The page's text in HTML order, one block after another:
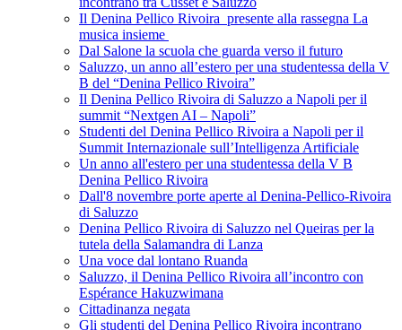
Il Denina Pellico Rivoira presente alla rassegna La
musica insieme
Dal Salone la scuola che guarda verso il futuro
Saluzzo, un anno all’estero per una studentessa della V
B del “Denina Pellico Rivoira”
Il Denina Pellico Rivoira di Saluzzo a Napoli per il
summit “Nextgen AI – Napoli”
Studenti del Denina Pellico Rivoira a Napoli per il
Summit Internazionale sull’Intelligenza Artificiale
Un anno all'estero per una studentessa della V B
Denina Pellico Rivoira
Dall'8 novembre porte aperte al Denina-Pellico-Rivoira
di Saluzzo
Denina Pellico Rivoira di Saluzzo nel Queiras per la
tutela della Salamandra di Lanza
Una voce dal lontano Ruanda
Saluzzo, il Denina Pellico Rivoira all’incontro con
Espérance Hakuzwimana
Cittadinanza negata
Gli studenti del Denina Pellico Rivoira incontrano